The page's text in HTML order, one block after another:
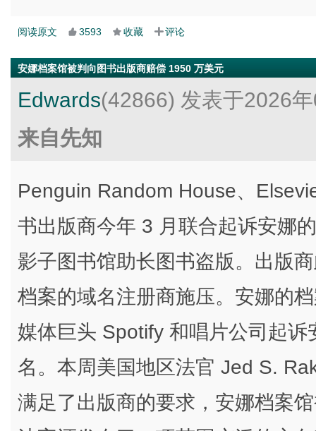
阅读原文 3593 收藏 评论
安娜档案馆被判向图书出版商赔偿 1950 万美元
Edwards(42866) 发表于2026
来自先知
Penguin Random House、
书出版商今年 3 月联合起诉安娜
影子图书馆助长图书盗版。出版
档案的域名注册商施压。安娜的
媒体巨头 Spotify 和唱片公司起
名。本周美国地区法官 Jed S.
满足了出版商的要求，安娜档案